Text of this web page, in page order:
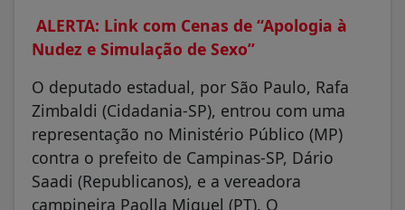
ALERTA: Link com Cenas de “Apologia à
Nudez e Simulação de Sexo”
O deputado estadual, por São Paulo, Rafa
Zimbaldi (Cidadania-SP), entrou com uma
representação no Ministério Público (MP)
contra o prefeito de Campinas-SP, Dário
Saadi (Republicanos), e a vereadora
campineira Paolla Miguel (PT). O